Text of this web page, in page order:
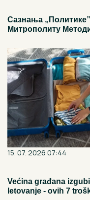
Сазнања
Митрополиту
15. 07. 2026 07:44
Većina građana
letovanje - ovih 7